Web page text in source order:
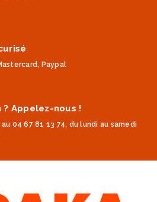
Paypal
? Appelez-nous !
04 67 81 13 74, du lundi au samedi